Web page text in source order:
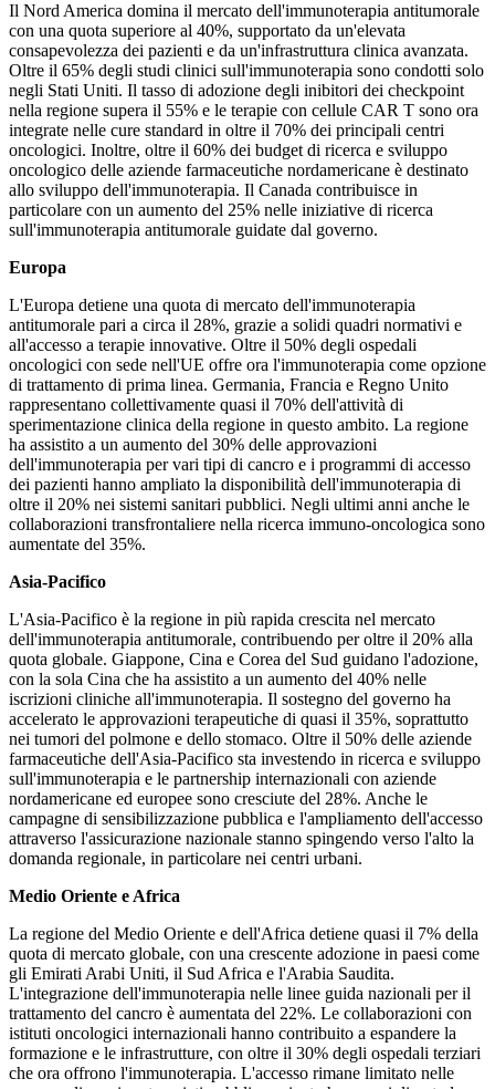
Il Nord America domina il mercato dell'immunoterapia antitumorale
con una quota superiore al 40%, supportato da un'elevata
consapevolezza dei pazienti e da un'infrastruttura clinica avanzata.
Oltre il 65% degli studi clinici sull'immunoterapia sono condotti solo
negli Stati Uniti. Il tasso di adozione degli inibitori dei checkpoint
nella regione supera il 55% e le terapie con cellule CAR T sono ora
integrate nelle cure standard in oltre il 70% dei principali centri
oncologici. Inoltre, oltre il 60% dei budget di ricerca e sviluppo
oncologico delle aziende farmaceutiche nordamericane è destinato
allo sviluppo dell'immunoterapia. Il Canada contribuisce in
particolare con un aumento del 25% nelle iniziative di ricerca
sull'immunoterapia antitumorale guidate dal governo.
Europa
L'Europa detiene una quota di mercato dell'immunoterapia
antitumorale pari a circa il 28%, grazie a solidi quadri normativi e
all'accesso a terapie innovative. Oltre il 50% degli ospedali
oncologici con sede nell'UE offre ora l'immunoterapia come opzione
di trattamento di prima linea. Germania, Francia e Regno Unito
rappresentano collettivamente quasi il 70% dell'attività di
sperimentazione clinica della regione in questo ambito. La regione
ha assistito a un aumento del 30% delle approvazioni
dell'immunoterapia per vari tipi di cancro e i programmi di accesso
dei pazienti hanno ampliato la disponibilità dell'immunoterapia di
oltre il 20% nei sistemi sanitari pubblici. Negli ultimi anni anche le
collaborazioni transfrontaliere nella ricerca immuno-oncologica sono
aumentate del 35%.
Asia-Pacifico
L'Asia-Pacifico è la regione in più rapida crescita nel mercato
dell'immunoterapia antitumorale, contribuendo per oltre il 20% alla
quota globale. Giappone, Cina e Corea del Sud guidano l'adozione,
con la sola Cina che ha assistito a un aumento del 40% nelle
iscrizioni cliniche all'immunoterapia. Il sostegno del governo ha
accelerato le approvazioni terapeutiche di quasi il 35%, soprattutto
nei tumori del polmone e dello stomaco. Oltre il 50% delle aziende
farmaceutiche dell'Asia-Pacifico sta investendo in ricerca e sviluppo
sull'immunoterapia e le partnership internazionali con aziende
nordamericane ed europee sono cresciute del 28%. Anche le
campagne di sensibilizzazione pubblica e l'ampliamento dell'accesso
attraverso l'assicurazione nazionale stanno spingendo verso l'alto la
domanda regionale, in particolare nei centri urbani.
Medio Oriente e Africa
La regione del Medio Oriente e dell'Africa detiene quasi il 7% della
quota di mercato globale, con una crescente adozione in paesi come
gli Emirati Arabi Uniti, il Sud Africa e l'Arabia Saudita.
L'integrazione dell'immunoterapia nelle linee guida nazionali per il
trattamento del cancro è aumentata del 22%. Le collaborazioni con
istituti oncologici internazionali hanno contribuito a espandere la
formazione e le infrastrutture, con oltre il 30% degli ospedali terziari
che ora offrono l'immunoterapia. L'accesso rimane limitato nelle